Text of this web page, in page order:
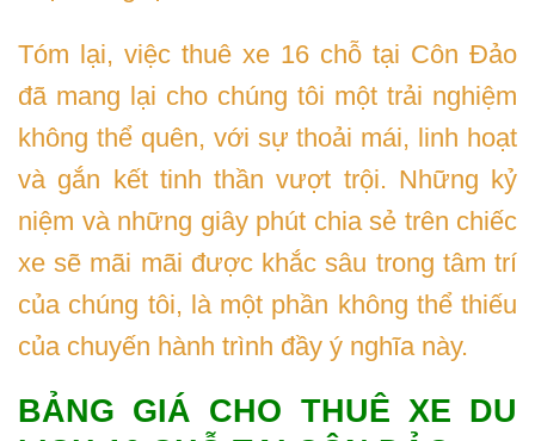
Tóm lại, việc thuê xe 16 chỗ tại Côn Đảo
đã mang lại cho chúng tôi một trải nghiệm
không thể quên, với sự thoải mái, linh hoạt
và gắn kết tinh thần vượt trội. Những kỷ
niệm và những giây phút chia sẻ trên chiếc
xe sẽ mãi mãi được khắc sâu trong tâm trí
của chúng tôi, là một phần không thể thiếu
của chuyến hành trình đầy ý nghĩa này.
BẢNG GIÁ CHO THUÊ XE DU